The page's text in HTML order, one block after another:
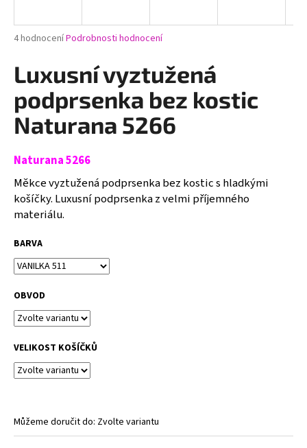
Průměrné
produktu
je
5
hvězdiček.
4 hodnoceníPodrobnosti hodnocení
Luxusní vyztužená
podprsenka bez kostic
Naturana 5266
Naturana 5266
Měkce vyztužená podprsenka bez kostic s hladkými
košíčky. Luxusní podprsenka z velmi příjemného
materiálu.
BARVA
OBVOD
VELIKOST KOŠÍČKŮ
Můžeme doručit do: Zvolte variantu
j
t
?
HLEDAT
D
p
o
r
u
č
u
e
m
ZMENŠOVACÍ
PODPRSENKA